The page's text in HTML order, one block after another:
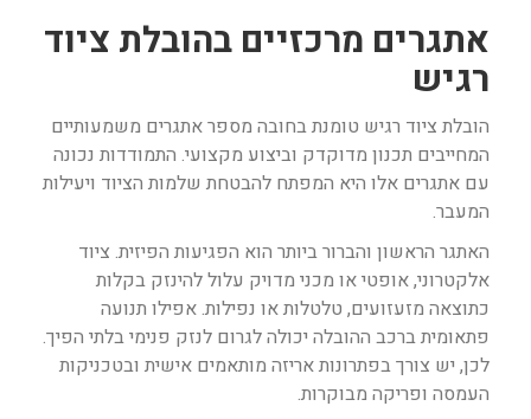
אתגרים מרכזיים בהובלת ציוד
רגיש
הובלת ציוד רגיש טומנת בחובה מספר אתגרים משמעותיים
המחייבים תכנון מדוקדק וביצוע מקצועי. התמודדות נכונה
עם אתגרים אלו היא המפתח להבטחת שלמות הציוד ויעילות
המעבר.
האתגר הראשון והברור ביותר הוא הפגיעות הפיזית. ציוד
אלקטרוני, אופטי או מכני מדויק עלול להינזק בקלות
כתוצאה מזעזועים, טלטלות או נפילות. אפילו תנועה
פתאומית ברכב ההובלה יכולה לגרום לנזק פנימי בלתי הפיך.
לכן, יש צורך בפתרונות אריזה מותאמים אישית ובטכניקות
העמסה ופריקה מבוקרות.